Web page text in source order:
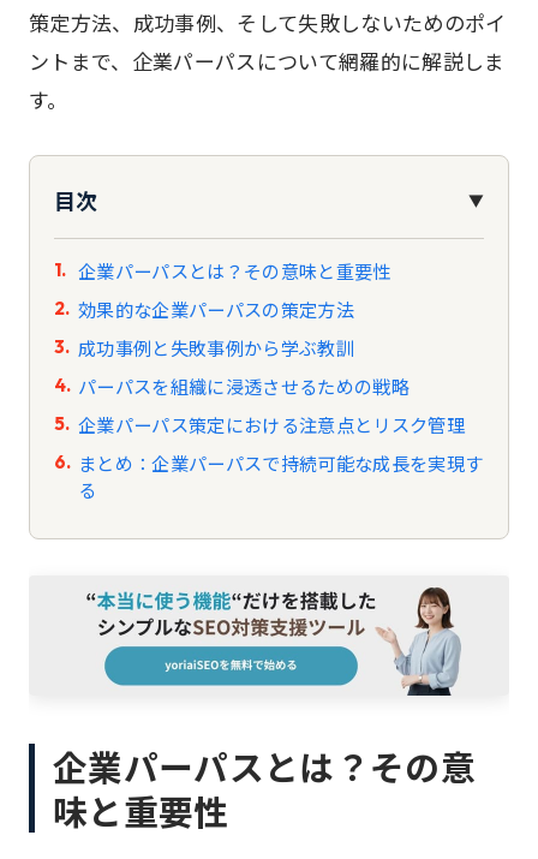
策定方法、成功事例、そして失敗しないためのポイ
ントまで、企業パーパスについて網羅的に解説しま
す。
目次 ▼
企業パーパスとは？その意味と重要性
効果的な企業パーパスの策定方法
成功事例と失敗事例から学ぶ教訓
パーパスを組織に浸透させるための戦略
企業パーパス策定における注意点とリスク管理
まとめ：企業パーパスで持続可能な成長を実現す
る
企業パーパスとは？その意
味と重要性